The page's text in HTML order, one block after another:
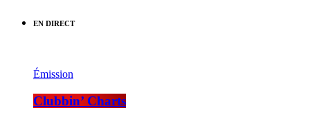
EN DIRECT
Émission
Clubbin’ Charts